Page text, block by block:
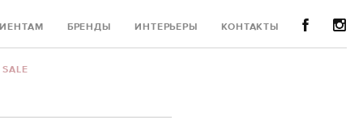
SALE
БРЕНДЫ ИНТЕРЬЕРЫ КОНТАКТЫ